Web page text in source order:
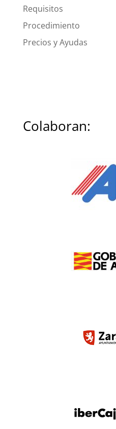
Requisitos
Procedimiento
Precios y Ayudas
Colaboran: